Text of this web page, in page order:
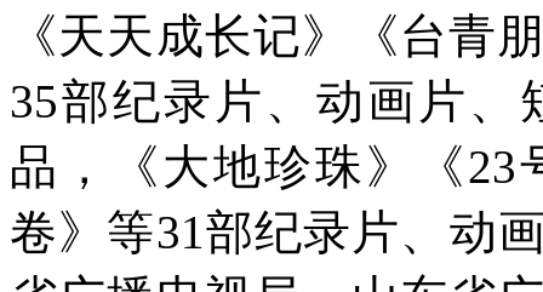
《天天成长记》《台青
35部纪录片、动画片
品，《大地珍珠》《
卷》等31部纪录片、动